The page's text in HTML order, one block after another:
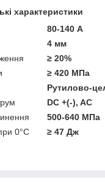
характеристики
80-140 А
4 мм
≥ 20%
≥ 420 МПа
Рутилово-
DC +(-), AС
500-640 МПа
0°С
≥ 47 Дж